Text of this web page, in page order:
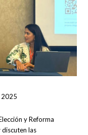
2025
y Reforma
discuten las